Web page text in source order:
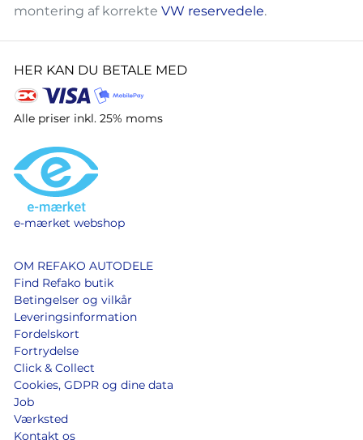
montering af korrekte VW reservedele.
HER KAN DU BETALE MED
Alle priser inkl. 25% moms
e-mærket webshop
OM REFAKO AUTODELE
Find Refako butik
Betingelser og vilkår
Leveringsinformation
Fordelskort
Fortrydelse
Click & Collect
Cookies, GDPR og dine data
Job
Værksted
Kontakt os